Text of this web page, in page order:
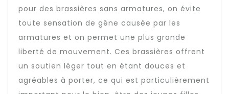
pour des brassières sans armatures, on évite
toute sensation de gêne causée par les
armatures et on permet une plus grande
liberté de mouvement. Ces brassières offrent
un soutien léger tout en étant douces et
agréables à porter, ce qui est particulièrement